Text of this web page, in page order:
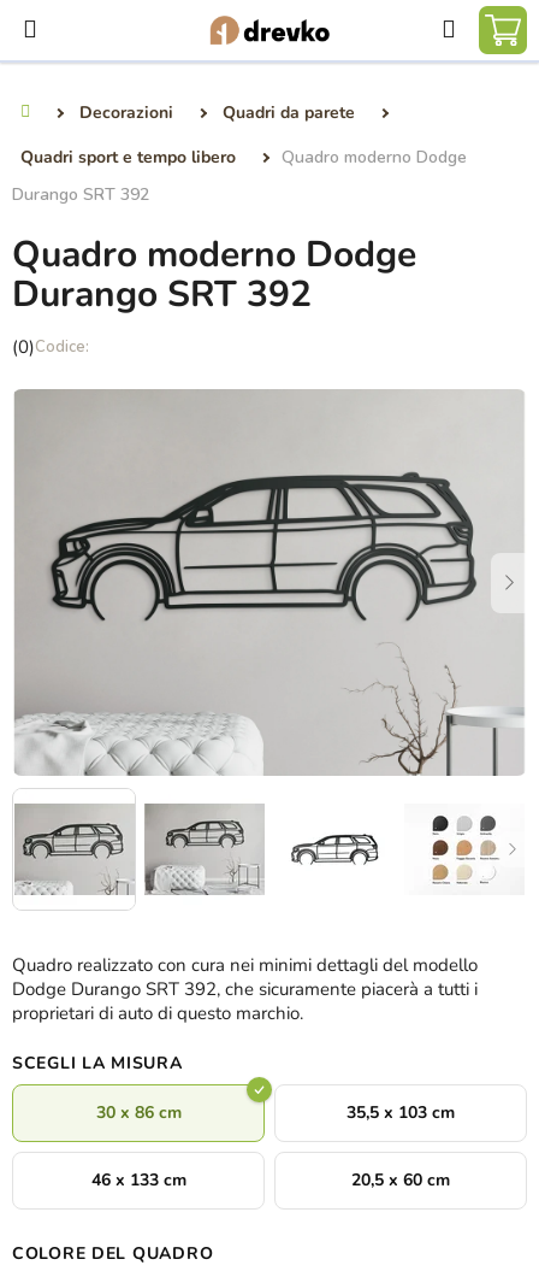
contenuto
Ricerca
Decorazioni
Quadri da parete
Quadri sport e tempo libero
Quadro moderno Dodge
Durango SRT 392
Quadro realizzato con cura nei minimi dettagli del modello
Dodge Durango SRT 392, che sicuramente piacerà a tutti i
proprietari di auto di questo marchio.
SCEGLI LA MISURA
30 x 86 cm 35,5 x 103 cm
46 x 133 cm 20,5 x 60 cm
COLORE DEL QUADRO
Quadro moderno Dodge
Durango SRT 392
La
media
stelle.
(0)